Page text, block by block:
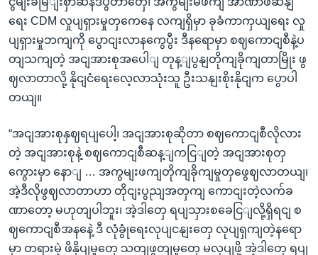
ရေး CDM လှုပျရှားမှုတှကေနေ လကျရှိမှာ ခုခံကာကှယျရေး လှု
ပျရှားမှုဘကျကို ပွောငျးလာနကွေပွီး ဒီနရောမှာ စဈကောငျစီနဲ့ပ
တျသကျတဲ့ အငျအားစုအပေါျ တုန့ျပွနျတိုကျခိုကျတာမြိုး ဖွ
ဈလာတာလို့ နိုငျငံရေးလေ့လာသုံးသူ ဦးသနျးစိုးနိုငျက ပွောပါ
တယျ။
“အငျအားစုနှဈရပျပေါ့၊ အငျအားစုဆိုတာ စဈကောငျစီလိုလား
တဲ့ အငျအားစုနဲ့ စဈကောငျစီဆန့ျကငြျတဲ့ အငျအားစုတှ
ကွေားမှာ နောျ … အကွမျးဖကျတိုကျခိုကျမှုတှဖွေဈလာတယျ၊
အဲ့ဒီလိုဖွဈလာတာဟာ တိုငျးပွညျအတှကျ ကောငျးတဲ့လက်ခ
ဏာတော့ မဟုတျပါဘူး၊ အဲ့ဒါတှေ ရပျသှားစခေငြျလို့ရှိရငျ စ
ဈကောငျစီအနနေဲ့ ဒီ လုံခွုံရေးလုပျငနျးတှေ လုပျရှကျတဲ့နရော
မှာ တရားမဲ့ ဖိနှိပျမှုတှေ သတျဖွတျမှုတှေ မလုပျဖို့ အဲ့ဒါတှေ ရပျ